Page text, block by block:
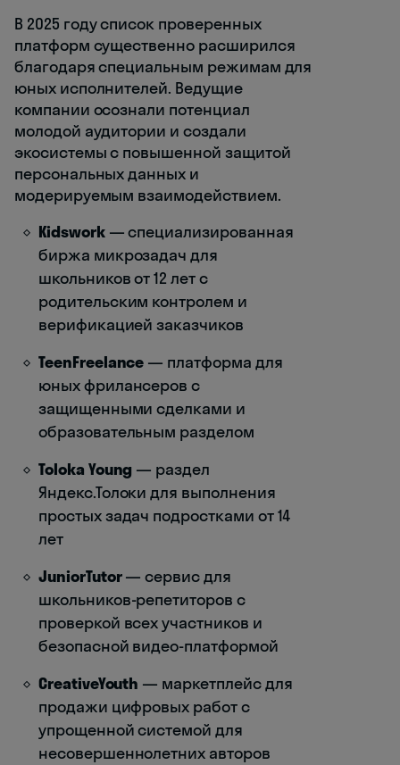
В 2025 году список проверенных
платформ существенно расширился
благодаря специальным режимам для
юных исполнителей. Ведущие
компании осознали потенциал
молодой аудитории и создали
экосистемы с повышенной защитой
персональных данных и
модерируемым взаимодействием.
Kidswork— специализированная
биржа микрозадач для
школьников от 12 лет с
родительским контролем и
верификацией заказчиков
TeenFreelance — платформа для
юных фрилансеров с
защищенными сделками и
образовательным разделом
Toloka Young — раздел
Яндекс.Толоки для выполнения
простых задач подростками от 14
лет
JuniorTutor— сервис для
школьников-репетиторов с
проверкой всех участников и
безопасной видео-платформой
CreativeYouth — маркетплейс для
продажи цифровых работ с
упрощенной системой для
несовершеннолетних авторов